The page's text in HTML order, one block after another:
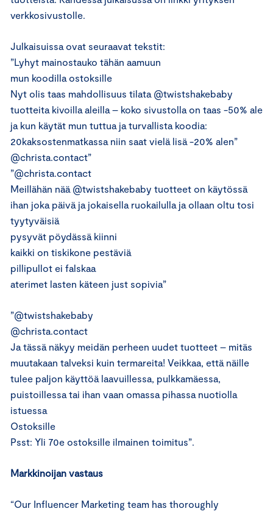
verkkosivustolle.
Julkaisuissa ovat seuraavat tekstit:
”Lyhyt mainostauko tähän aamuun
mun koodilla ostoksille
Nyt olis taas mahdollisuus tilata @twistshakebaby
tuotteita kivoilla aleilla – koko sivustolla on taas -50% ale
ja kun käytät mun tuttua ja turvallista koodia:
20kaksostenmatkassa niin saat vielä lisä -20% alen”
@christa.contact”
”@christa.contact
Meillähän nää @twistshakebaby tuotteet on käytössä
ihan joka päivä ja jokaisella ruokailulla ja ollaan oltu tosi
tyytyväisiä
pysyvät pöydässä kiinni
kaikki on tiskikone pestäviä
pillipullot ei falskaa
aterimet lasten käteen just sopivia”
”@twistshakebaby
@christa.contact
Ja tässä näkyy meidän perheen uudet tuotteet – mitäs
muutakaan talveksi kuin termareita! Veikkaa, että näille
tulee paljon käyttöä laavuillessa, pulkkamäessa,
puistoillessa tai ihan vaan omassa pihassa nuotiolla
istuessa
Ostoksille
Psst: Yli 70e ostoksille ilmainen toimitus”.
Markkinoijan vastaus
“Our Influencer Marketing team has thoroughly